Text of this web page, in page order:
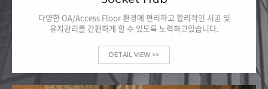
다양한 OA/Access Floor 환경에 편리하고 합리적인 시공 및
유지관리를 간편하게 할 수 있도록 노력하고있습니다.
DETAIL VIEW >>